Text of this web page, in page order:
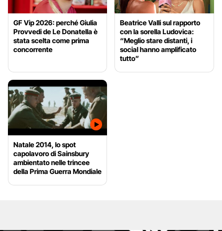
GF Vip 2026: perché Giulia
Provvedi de Le Donatella è
stata scelta come prima
concorrente
Beatrice Valli sul rapporto
con la sorella Ludovica:
“Meglio stare distanti, i
social hanno amplificato
tutto”
Natale 2014, lo spot
capolavoro di Sainsbury
ambientato nelle trincee
della Prima Guerra Mondiale